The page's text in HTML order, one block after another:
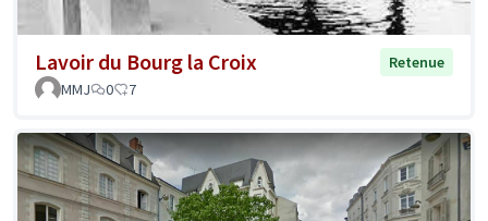
Lavoir du Bourg la Croix
Retenue
MMJ
0 7